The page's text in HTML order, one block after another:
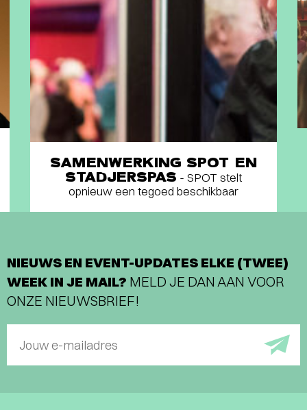
SAMENWERKING SPOT EN
STADJERSPAS - SPOT stelt
opnieuw een tegoed beschikbaar
NIEUWS EN EVENT-UPDATES ELKE (TWEE)
WEEK IN JE MAIL? MELD JE DAN AAN VOOR
ONZE NIEUWSBRIEF!
Jouw e-mailadres